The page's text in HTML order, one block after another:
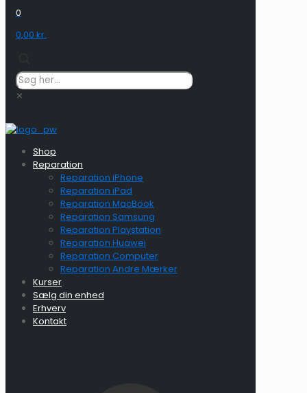
0
0,00 kr.
✕
Shop
Reparation
Reparation iPhone
Reparation iPad
Reparation MacBook
Reparation Samsung
Reparation Playstation
Reparation Huawei
Reparation Computer
Reparation Andre Mærker
Kurser
Sælg din enhed
Erhverv
Kontakt